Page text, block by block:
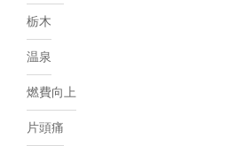
栃木
温泉
燃費向上
片頭痛